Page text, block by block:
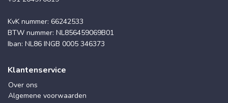
KvK nummer: 66242533
BTW nummer: NL856459069B01
Iban: NL86 INGB 0005 346373
Klantenservice
Over ons
Algemene voorwaarden